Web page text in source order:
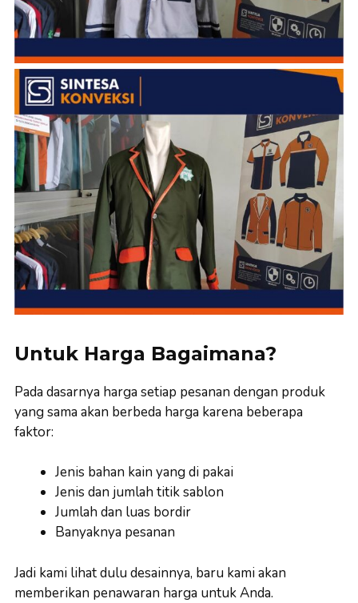
Untuk Harga Bagaimana?
Pada dasarnya harga setiap pesanan dengan produk
yang sama akan berbeda harga karena beberapa
faktor:
Jenis bahan kain yang di pakai
Jenis dan jumlah titik sablon
Jumlah dan luas bordir
Banyaknya pesanan
Jadi kami lihat dulu desainnya, baru kami akan
memberikan penawaran harga untuk Anda.